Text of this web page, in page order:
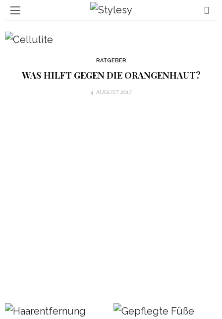
RATGEBER
WAS HILFT GEGEN DIE ORANGENHAUT?
4. AUGUST 2017